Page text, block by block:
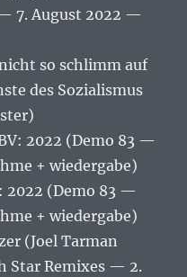
7. August 2022 —
so schlimm auf
des Sozialismus
2022 (Demo 83 —
+ wiedergabe)
2022 (Demo 83 —
+ wiedergabe)
(Joel Tarman
Star Remixes — 2.